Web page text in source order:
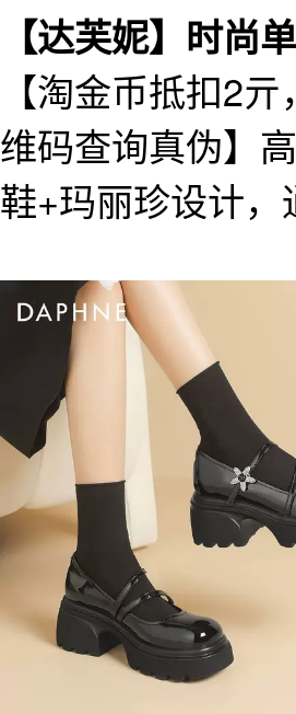
【达芙妮】时尚
【淘金币抵扣2
维码查询真伪】
鞋+玛丽珍设计